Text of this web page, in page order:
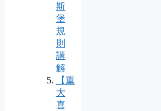
斯
堡
規
則
講
解
【重
大
喜